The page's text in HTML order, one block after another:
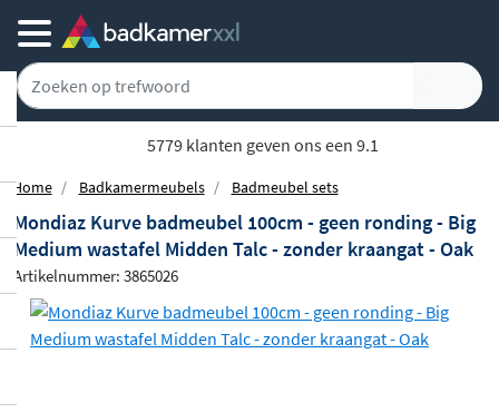
5779 klanten geven ons een 9.1
Home Badkamermeubels Badmeubel sets
Mondiaz Kurve badmeubel 100cm - geen ronding - Big
Medium wastafel Midden Talc - zonder kraangat - Oak
Artikelnummer: 3865026